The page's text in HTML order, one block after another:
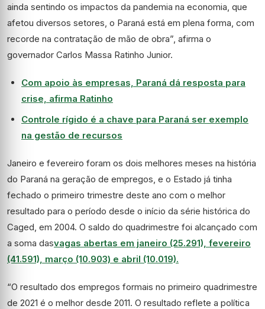
ainda sentindo os impactos da pandemia na economia, que
afetou diversos setores, o Paraná está em plena forma, com
recorde na contratação de mão de obra”, afirma o
governador Carlos Massa Ratinho Junior.
Com apoio às empresas, Paraná dá resposta para
crise, afirma Ratinho
Controle rígido é a chave para Paraná ser exemplo
na gestão de recursos
Janeiro e fevereiro foram os dois melhores meses na história
do Paraná na geração de empregos, e o Estado já tinha
fechado o primeiro trimestre deste ano com o melhor
resultado para o período desde o início da série histórica do
Caged, em 2004. O saldo do quadrimestre foi alcançado com
a soma dasvagas abertas em janeiro (25.291), fevereiro
(41.591), março (10.903) e abril (10.019).
“O resultado dos empregos formais no primeiro quadrimestre
de 2021 é o melhor desde 2011. O resultado reflete a política